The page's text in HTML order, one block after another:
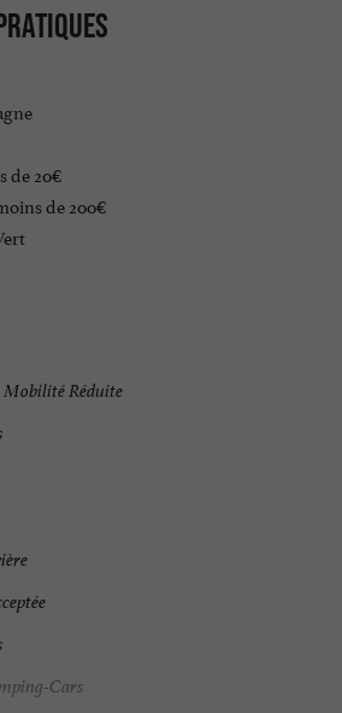
de 20€
de 200€
Mobilité Réduite
Cars